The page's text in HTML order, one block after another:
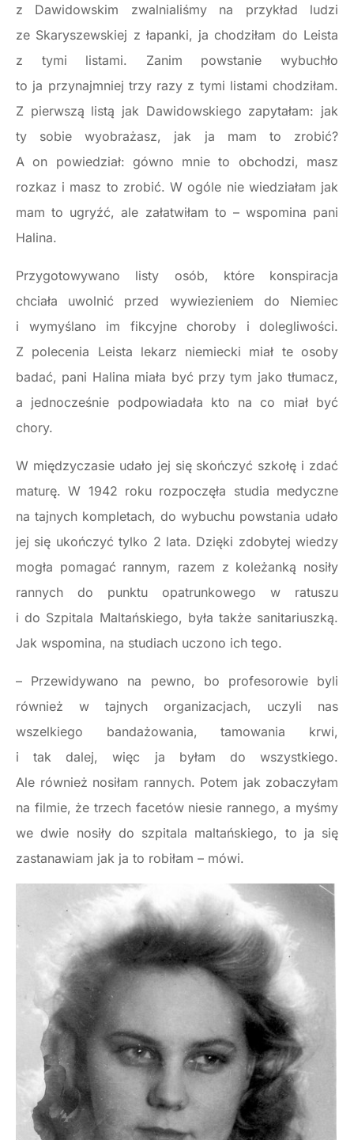
z Dawidowskim zwalnialiśmy na przykład ludzi
ze Skaryszewskiej z łapanki, ja chodziłam do Leista
z tymi listami. Zanim powstanie wybuchło
to ja przynajmniej trzy razy z tymi listami chodziłam.
Z pierwszą listą jak Dawidowskiego zapytałam: jak
ty sobie wyobrażasz, jak ja mam to zrobić?
A on powiedział: gówno mnie to obchodzi, masz
rozkaz i masz to zrobić. W ogóle nie wiedziałam jak
mam to ugryźć, ale załatwiłam to – wspomina pani
Halina.
Przygotowywano listy osób, które konspiracja
chciała uwolnić przed wywiezieniem do Niemiec
i wymyślano im fikcyjne choroby i dolegliwości.
Z polecenia Leista lekarz niemiecki miał te osoby
badać, pani Halina miała być przy tym jako tłumacz,
a jednocześnie podpowiadała kto na co miał być
chory.
W międzyczasie udało jej się skończyć szkołę i zdać
maturę. W 1942 roku rozpoczęła studia medyczne
na tajnych kompletach, do wybuchu powstania udało
jej się ukończyć tylko 2 lata. Dzięki zdobytej wiedzy
mogła pomagać rannym, razem z koleżanką nosiły
rannych do punktu opatrunkowego w ratuszu
i do Szpitala Maltańskiego, była także sanitariuszką.
Jak wspomina, na studiach uczono ich tego.
– Przewidywano na pewno, bo profesorowie byli
również w tajnych organizacjach, uczyli nas
wszelkiego bandażowania, tamowania krwi,
i tak dalej, więc ja byłam do wszystkiego.
Ale również nosiłam rannych. Potem jak zobaczyłam
na filmie, że trzech facetów niesie rannego, a myśmy
we dwie nosiły do szpitala maltańskiego, to ja się
zastanawiam jak ja to robiłam – mówi.